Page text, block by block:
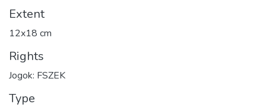
Extent
12x18 cm
Rights
Jogok: FSZEK
Type